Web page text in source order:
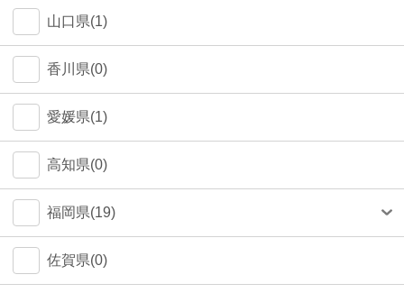
山口県(1)
香川県(0)
愛媛県(1)
高知県(0)
福岡県(19)
福岡市(18)
佐賀県(0)